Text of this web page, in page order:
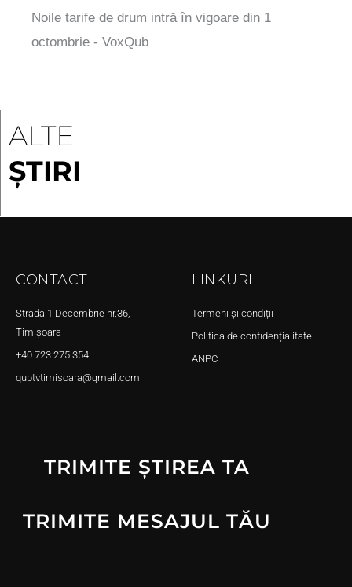
Noile tarife de drum intră în vigoare din 1
octombrie - VoxQub
ALTE
ȘTIRI
CONTACT
Strada 1 Decembrie nr.36,
Timișoara
+40 723 275 354
qubtvtimisoara@gmail.com
LINKURI
Termeni și condiții
Politica de confidențialitate
ANPC
TRIMITE ȘTIREA TA
TRIMITE MESAJUL TĂU